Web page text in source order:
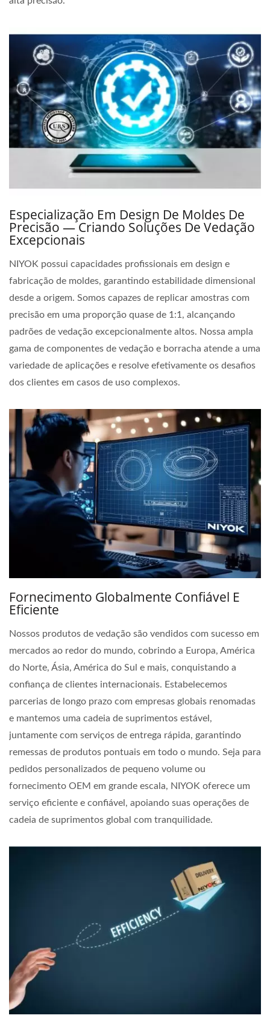
Especialização Em Design De Moldes De
Precisão — Criando Soluções De Vedação
Excepcionais
NIYOK possui capacidades profissionais em design e
fabricação de moldes, garantindo estabilidade dimensional
desde a origem. Somos capazes de replicar amostras com
precisão em uma proporção quase de 1:1, alcançando
padrões de vedação excepcionalmente altos. Nossa ampla
gama de componentes de vedação e borracha atende a uma
variedade de aplicações e resolve efetivamente os desafios
dos clientes em casos de uso complexos.
Fornecimento Globalmente Confiável E
Eficiente
Nossos produtos de vedação são vendidos com sucesso em
mercados ao redor do mundo, cobrindo a Europa, América
do Norte, Ásia, América do Sul e mais, conquistando a
confiança de clientes internacionais. Estabelecemos
parcerias de longo prazo com empresas globais renomadas
e mantemos uma cadeia de suprimentos estável,
juntamente com serviços de entrega rápida, garantindo
remessas de produtos pontuais em todo o mundo. Seja para
pedidos personalizados de pequeno volume ou
fornecimento OEM em grande escala, NIYOK oferece um
serviço eficiente e confiável, apoiando suas operações de
cadeia de suprimentos global com tranquilidade.